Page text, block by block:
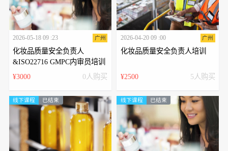
2026-05-18 09 :23 广州
化妆品质量安全负责人
&ISO22716 GMPC内审员培训
¥3000
0人购买
2026-04-20 09 :00 广州
化妆品质量安全负责人培训
¥2500 5人购买
线下课程 已结束 线下课程 已结束